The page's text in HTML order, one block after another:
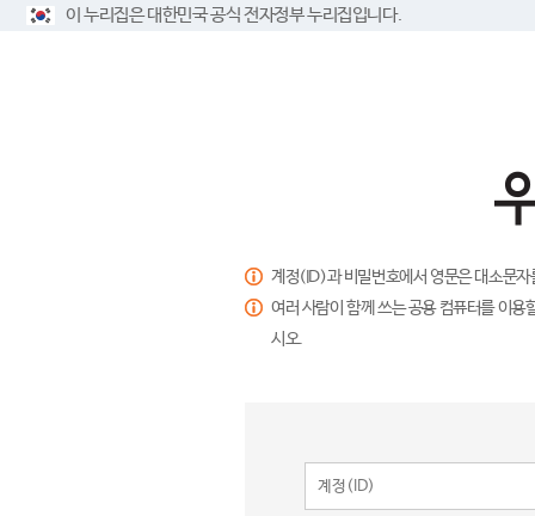
이 누리집은 대한민국 공식 전자정부 누리집입니다.
계정(ID)과 비밀번호에서 영문은 대소문
여러 사람이 함께 쓰는 공용 컴퓨터를 이
시오.